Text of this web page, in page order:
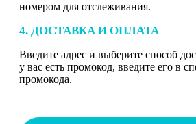
номером для отслеживания.
4. ДОСТАВКА И ОПЛАТА
Введите адрес и выберите способ
у вас есть промокод, введите его в
промокода.